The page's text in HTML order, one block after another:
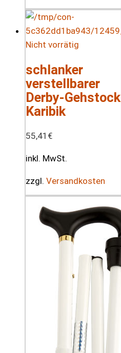
Nicht vorrätig
schlanker
verstellbarer
Derby-Gehstock
Karibik
55,41 €
inkl. MwSt.
zzgl. Versandkosten